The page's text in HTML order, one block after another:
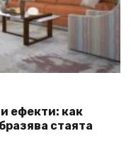
ефекти: как
стаята